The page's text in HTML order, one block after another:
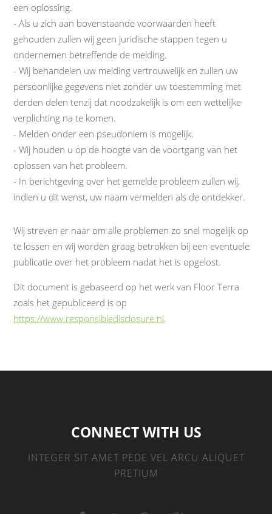
een oplossing.
- Als u zich aan bovenstaande voorwaarden heeft
gehouden zullen wij geen juridische stappen tegen u
ondernemen betreffende de melding.
- Wij behandelen uw melding vertrouwelijk en zullen uw
persoonlijke gegevens niet zonder uw toestemming met
derden delen tenzij dat noodzakelijk is om een wettelijke
verplichting na te komen.
- Melden onder een pseudoniem is mogelijk.
- Wij houden u op de hoogte van de voortgang van het
oplossen van het probleem.
- In berichtgeving over het gemelde probleem zullen wij,
indien u dit wenst, uw naam vermelden als de ontdekker.
Wij streven er naar om alle problemen zo snel mogelijk op
te lossen en wij worden graag betrokken bij een eventuele
publicatie over het probleem nadat het is opgelost.
Dit document is gebaseerd op het werk van Floor Terra
zoals het gepubliceerd is op
https://www.responsibledisclosure.nl.
CONNECT WITH US
INTEGER SIT AMET PEDE VEL ARCU ALIQUET
PRETIUM